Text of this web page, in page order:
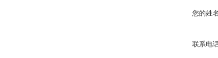
您的姓
联系电